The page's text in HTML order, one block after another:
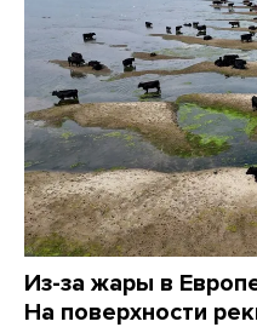
Из-за жары в
На поверхности